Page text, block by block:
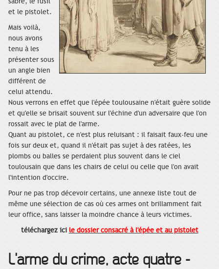
et le pistolet.
Mais voilà,
nous avons
tenu à les
présenter sous
un angle bien
différent de
celui attendu.
Nous verrons en effet que l'épée toulousaine n'était guère solide
et qu'elle se brisait souvent sur l'échine d'un adversaire que l'on
rossait avec le plat de l'arme.
Quant au pistolet, ce n'est plus reluisant : il faisait faux-feu une
fois sur deux et, quand il n'était pas sujet à des ratées, les
plombs ou balles se perdaient plus souvent dans le ciel
toulousain que dans les chairs de celui ou celle que l'on avait
l'intention d'occire.
Pour ne pas trop décevoir certains, une annexe liste tout de
même une sélection de cas où ces armes ont brillamment fait
leur office, sans laisser la moindre chance à leurs victimes.
téléchargez ici le dossier consacré à l'épée et au pistolet
L'arme du crime, acte quatre -